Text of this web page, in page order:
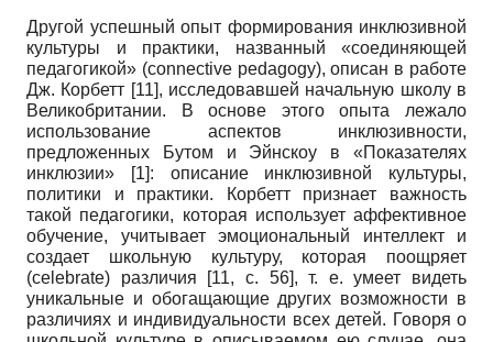
Другой успешный опыт формирования инклюзив­ной
культуры и практики, названный «соединяющей
педагогикой» (connective pedagogy), описан в работе
Дж. Корбетт [11], исследовавшей начальную школу в
Великобритании. В основе этого опыта лежало
использование аспектов инклюзивности,
предложенных Бутом и Эйнскоу в «Показателях
инклюзии»
[1]: описание инклюзивной культуры,
политики и практики. Корбетт признает важность
такой педагогики, которая использует аффективное
обучение, учитывает эмоциональный интеллект и
создает школьную культуру, которая поощряет
(celebrate) различия [11, с. 56], т. е. умеет видеть
уникальные и обогащающие других возможности в
различиях и индивидуальности всех детей. Говоря о